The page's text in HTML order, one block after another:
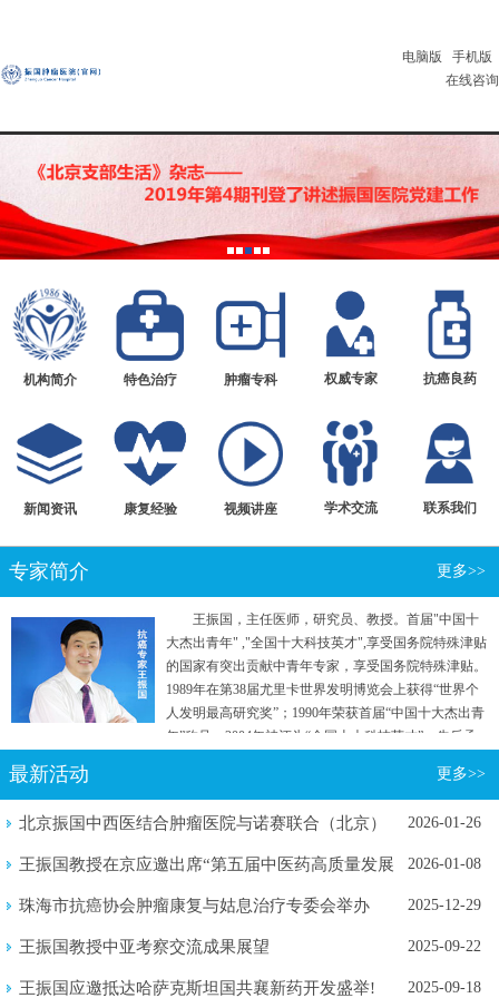
电脑版
手机版
在线咨询
机构简介 特色治疗 肿瘤专科 权威专家 抗癌良药
新闻资讯 康复经验 视频讲座 学术交流 联系我们
专家简介 更多>>
王振国，主任医师，研究员、教授。首届"中国十
大杰出青年" ,"全国十大科技英才",享受国务院特殊津贴
的国家有突出贡献中青年专家，享受国务院特殊津贴。
1989年在第38届尤里卡世界发明博览会上获得“世界个
人发明最高研究奖”；1990年荣获首届“中国十大杰出青
年”称号；2004年被评为“全国十大科技英才”。先后承
项目。曾参加国家行政学院两院院士和专家理论研究
最新活动 更多>>
北京振国中西医结合肿瘤医院与诺赛联合（北京）
2026-01-26
王振国教授在京应邀出席“第五届中医药高质量发展
2026-01-08
珠海市抗癌协会肿瘤康复与姑息治疗专委会举办
2025-12-29
王振国教授中亚考察交流成果展望 2025-09-22
王振国应邀抵达哈萨克斯坦国共襄新药开发盛举! 2025-09-18